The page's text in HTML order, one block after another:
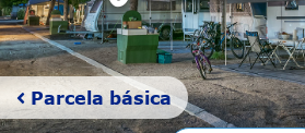
Parcela básica